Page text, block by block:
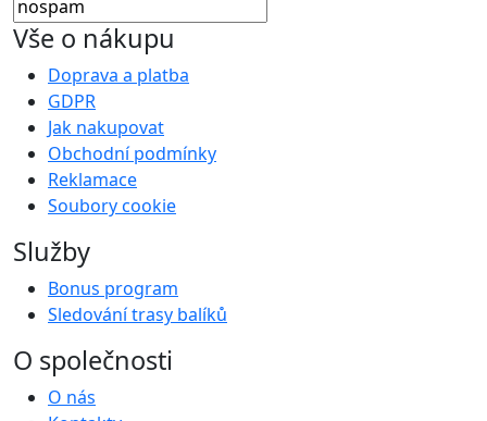
Vše o nákupu
Doprava a platba
GDPR
Jak nakupovat
Obchodní podmínky
Reklamace
Soubory cookie
Služby
Bonus program
Sledování trasy balíků
O společnosti
O nás